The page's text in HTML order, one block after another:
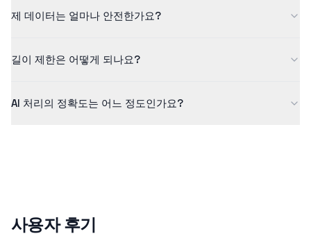
다. 더 긴 콘텐츠와 추가 기능을 원하시면 Pro 플랜을 확인해 보세
제 데이터는 얼마나 안전한가요?
호화되어 안전하게 처리되며, 처리 후에는 자동으로 삭제됩니다. 저
길이 제한은 어떻게 되나요?
용하면 1440분 분량의 콘텐츠를 처리할 수 있으며, 맞춤형 서식 지
AI 처리의 정확도는 어느 정도인가요?
사용자 후기